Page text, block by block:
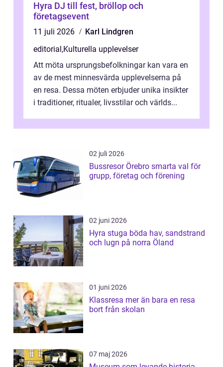
Hyra DJ till fest, bröllop och
företagsevent
11 juli 2026
Karl Lindgren
editorial ,Kulturella upplevelser
Att möta ursprungsbefolkningar kan vara en
av de mest minnesvärda upplevelserna på
en resa. Dessa möten erbjuder unika insikter
i traditioner, ritualer, livsstilar och världs...
02 juli 2026
Bussresor Örebro smarta val för
grupp, företag och förening
02 juni 2026
Hyra stuga böda hav, sandstrand
och lugn på norra Öland
01 juni 2026
Klassresa mer än bara en resa
bort från skolan
07 maj 2026